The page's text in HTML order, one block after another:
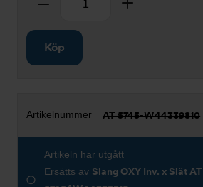
Ta bort
Köp
AT 5745-W44339810
Artikeln har utgått
Ersätts av Slang OXY Inv. x Slät AT